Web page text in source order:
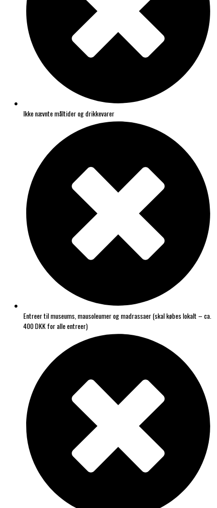
Ikke nævnte måltider og drikkevarer
Entreer til museums, mausoleumer og madrassaer (skal købes lokalt – ca.
400 DKK for alle entreer)